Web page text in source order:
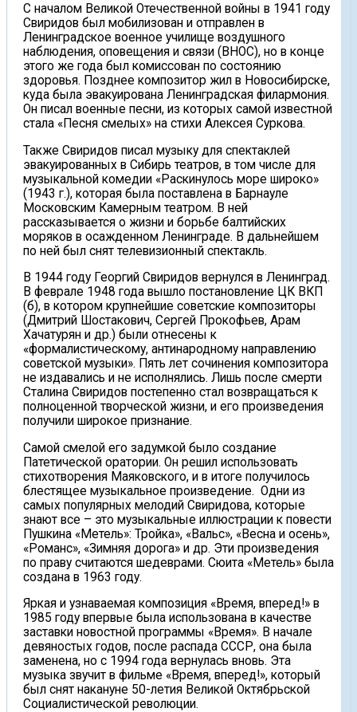
С началом Великой Отечественной войны в 1941 году
Свиридов был мобилизован и отправлен в
Ленинградское военное училище воздушного
наблюдения, оповещения и связи (ВНОС), но в конце
этого же года был комиссован по состоянию
здоровья. Позднее композитор жил в Новосибирске,
куда была эвакуирована Ленинградская филармония.
Он писал военные песни, из которых самой известной
стала «Песня смелых» на стихи Алексея Суркова.
Также Свиридов писал музыку для спектаклей
эвакуированных в Сибирь театров, в том числе для
музыкальной комедии «Раскинулось море широко»
(1943 г.), которая была поставлена в Барнауле
Московским Камерным театром. В ней
рассказывается о жизни и борьбе балтийских
моряков в осажденном Ленинграде. В дальнейшем
по ней был снят телевизионный спектакль.
В 1944 году Георгий Свиридов вернулся в Ленинград.
В феврале 1948 года вышло постановление ЦК ВКП
(б), в котором крупнейшие советские композиторы
(Дмитрий Шостакович, Сергей Прокофьев, Арам
Хачатурян и др.) были отнесены к
«формалистическому, антинародному направлению
советской музыки». Пять лет сочинения композитора
не издавались и не исполнялись. Лишь после смерти
Сталина Свиридов постепенно стал возвращаться к
полноценной творческой жизни, и его произведения
получили широкое признание.
Самой смелой его задумкой было создание
Патетической оратории. Он решил использовать
стихотворения Маяковского, и в итоге получилось
блестящее музыкальное произведение. Одни из
самых популярных мелодий Свиридова, которые
знают все – это музыкальные иллюстрации к повести
Пушкина «Метель»: Тройка», «Вальс», «Весна и осень»,
«Романс», «Зимняя дорога» и др. Эти произведения
по праву считаются шедеврами. Сюита «Метель» была
создана в 1963 году.
Яркая и узнаваемая композиция «Время, вперед!» в
1985 году впервые была использована в качестве
заставки новостной программы «Время». В начале
девяностых годов, после распада СССР, она была
заменена, но с 1994 года вернулась вновь. Эта
музыка звучит в фильме «Время, вперед!», который
был снят накануне 50-летия Великой Октябрьской
Социалистической революции.